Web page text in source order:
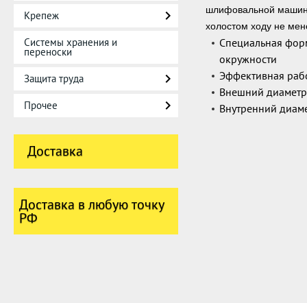
Крепеж
Системы хранения и
переноски
Защита труда
Прочее
Доставка
Доставка в любую точку
РФ
шлифовальной
холостом ходу не
Специальная
окружности
Эффективная
Внешний
Внутренний